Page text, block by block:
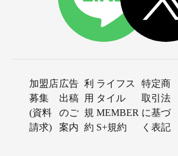
加盟店
募集
(資料
請求)
広告
出稿
のご
案内
利
用
規
約
ライフス
タイル
MEMBER
S+規約
特定商
取引法
に基づ
く表記